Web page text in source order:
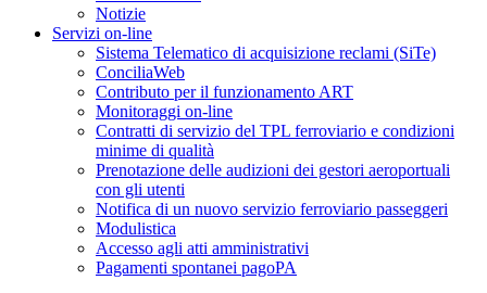
Notizie
Servizi on-line
Sistema Telematico di acquisizione reclami (SiTe)
ConciliaWeb
Contributo per il funzionamento ART
Monitoraggi on-line
Contratti di servizio del TPL ferroviario e condizioni
minime di qualità
Prenotazione delle audizioni dei gestori aeroportuali
con gli utenti
Notifica di un nuovo servizio ferroviario passeggeri
Modulistica
Accesso agli atti amministrativi
Pagamenti spontanei pagoPA